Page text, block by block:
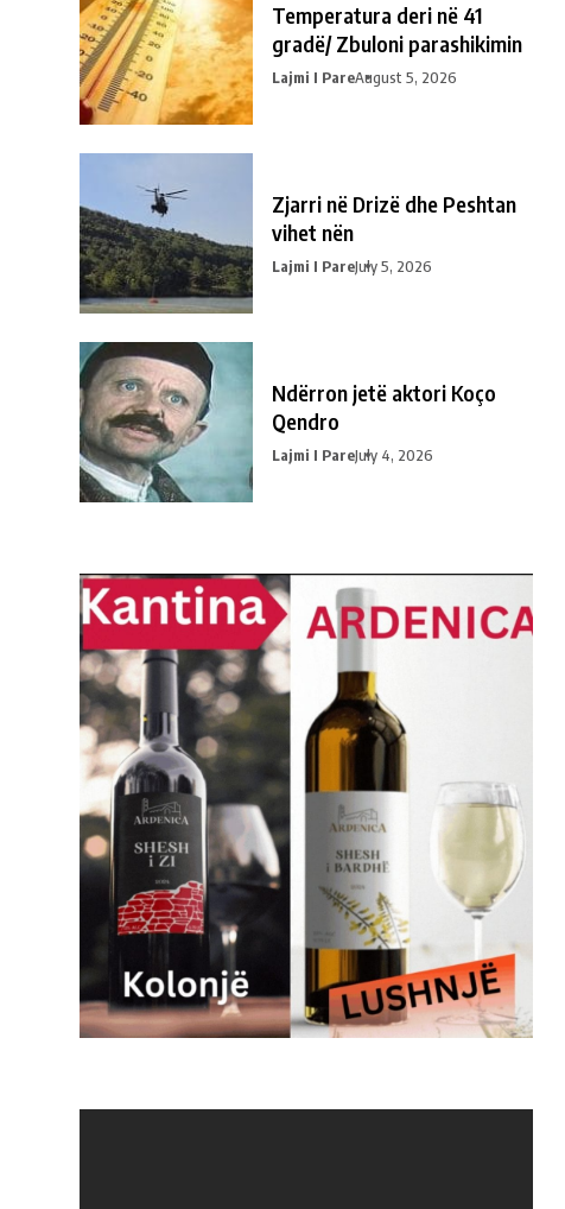
Temperatura deri në 41
gradë/ Zbuloni parashikimin
Lajmi I PareAugust 5, 2026
Zjarri në Drizë dhe Peshtan
vihet nën
Lajmi I PareJuly 5, 2026
Ndërron jetë aktori Koço
Qendro
Lajmi I PareJuly 4, 2026